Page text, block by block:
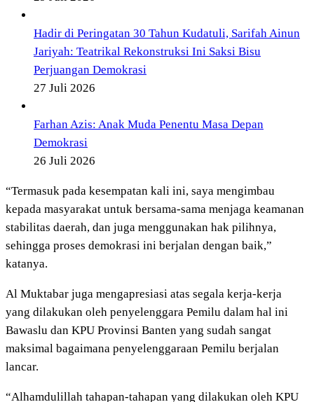
Hadir di Peringatan 30 Tahun Kudatuli, Sarifah Ainun
Jariyah: Teatrikal Rekonstruksi Ini Saksi Bisu
Perjuangan Demokrasi
27 Juli 2026
Farhan Azis: Anak Muda Penentu Masa Depan
Demokrasi
26 Juli 2026
“Termasuk pada kesempatan kali ini, saya mengimbau
kepada masyarakat untuk bersama-sama menjaga keamanan
stabilitas daerah, dan juga menggunakan hak pilihnya,
sehingga proses demokrasi ini berjalan dengan baik,”
katanya.
Al Muktabar juga mengapresiasi atas segala kerja-kerja
yang dilakukan oleh penyelenggara Pemilu dalam hal ini
Bawaslu dan KPU Provinsi Banten yang sudah sangat
maksimal bagaimana penyelenggaraan Pemilu berjalan
lancar.
“Alhamdulillah tahapan-tahapan yang dilakukan oleh KPU